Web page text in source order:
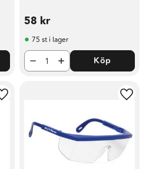
58 kr
75 st i lager
Köp
Lägg till i favoriter